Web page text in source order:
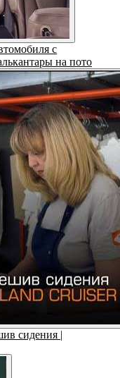
с
на пото
сидения |